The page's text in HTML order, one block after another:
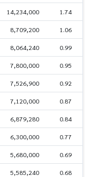
14,234,000 1.74
8,709,200 1.06
8,064,240 0.99
7,800,000 0.95
7,526,900 0.92
7,120,000 0.87
6,879,280 0.84
6,300,000 0.77
5,680,000 0.69
5,585,240 0.68